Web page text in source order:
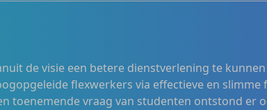
de visie een betere dienstverlening te
flexwerkers via effectieve en slimme
toenemende vraag van studenten ontstond er